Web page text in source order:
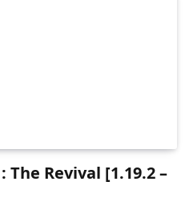
Revival [1.19.2 –